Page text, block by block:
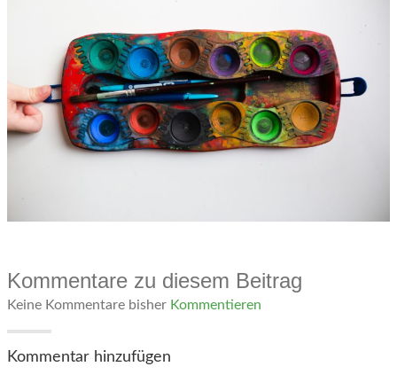
Kommentare zu diesem Beitrag
Keine Kommentare bisher Kommentieren
Kommentar hinzufügen